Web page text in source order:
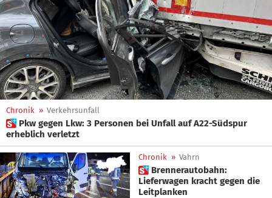
Chronik » Verkehrsunfall
 Pkw gegen Lkw: 3 Personen bei Unfall auf A22-Südspur
erheblich verletzt
Chronik » Vahrn
 Brennerautobahn:
Lieferwagen kracht gegen die
Leitplanken